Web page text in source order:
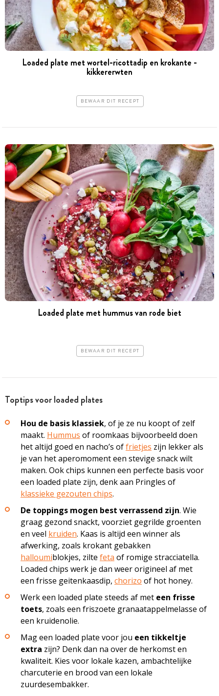
Loaded plate met wortel-­ricottadip en krokante ­
kikkererwten
BEWAAR DIT RECEPT
Loaded plate met hummus van rode biet
BEWAAR DIT RECEPT
Toptips voor loaded plates
Hou de basis klassiek, of je ze nu koopt of zelf
maakt. Hummus of roomkaas bijvoorbeeld doen
het altijd goed en nacho’s offrietjes zijn lekker als
je van het aperomoment een stevige snack wilt
maken. Ook chips kunnen een perfecte basis voor
een loaded ­plate zijn, denk aan Pringles of
klassieke gezouten chips.
De toppings mogen best verrassend zijn. Wie
graag gezond snackt, voorziet gegrilde groenten
en veel kruiden. Kaas is altijd een winner als
afwerking, zoals krokant gebakken
halloumiblokjes, zilte feta of romige stracciatella.
Loaded chips werk je dan weer origineel af met
een frisse geitenkaasdip, chorizo of hot honey.
Werk een loaded plate steeds af met een frisse
toets, zoals een friszoete ­granaatappelmelasse of
een kruidenolie.
Mag een loaded plate voor jou een tikkeltje
extra zijn? Denk dan na over de herkomst en
kwaliteit. Kies voor lokale kazen, ambachtelijke
charcuterie en brood van een lokale
zuurdesembakker.